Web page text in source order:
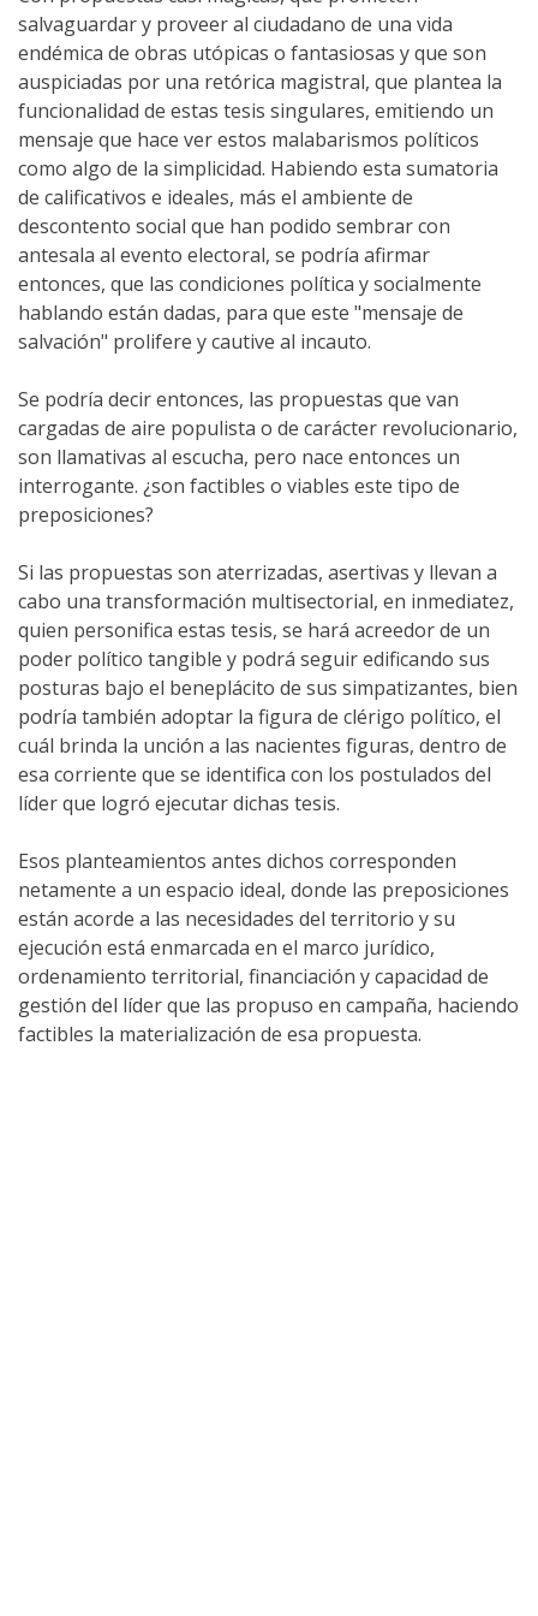
salvaguardar y proveer al ciudadano de una vida
endémica de obras utópicas o fantasiosas y que son
auspiciadas por una retórica magistral, que plantea la
funcionalidad de estas tesis singulares, emitiendo un
mensaje que hace ver estos malabarismos políticos
como algo de la simplicidad. Habiendo esta sumatoria
de calificativos e ideales, más el ambiente de
descontento social que han podido sembrar con
antesala al evento electoral, se podría afirmar
entonces, que las condiciones política y socialmente
hablando están dadas, para que este "mensaje de
salvación" prolifere y cautive al incauto.
Se podría decir entonces, las propuestas que van
cargadas de aire populista o de carácter revolucionario,
son llamativas al escucha, pero nace entonces un
interrogante. ¿son factibles o viables este tipo de
preposiciones?
Si las propuestas son aterrizadas, asertivas y llevan a
cabo una transformación multisectorial, en inmediatez,
quien personifica estas tesis, se hará acreedor de un
poder político tangible y podrá seguir edificando sus
posturas bajo el beneplácito de sus simpatizantes, bien
podría también adoptar la figura de clérigo político, el
cuál brinda la unción a las nacientes figuras, dentro de
esa corriente que se identifica con los postulados del
líder que logró ejecutar dichas tesis.
Esos planteamientos antes dichos corresponden
netamente a un espacio ideal, donde las preposiciones
están acorde a las necesidades del territorio y su
ejecución está enmarcada en el marco jurídico,
ordenamiento territorial, financiación y capacidad de
gestión del líder que las propuso en campaña, haciendo
factibles la materialización de esa propuesta.